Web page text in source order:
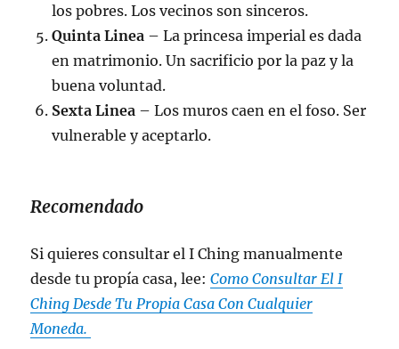
los pobres. Los vecinos son sinceros.
Quinta Linea – La princesa imperial es dada
en matrimonio. Un sacrificio por la paz y la
buena voluntad.
Sexta Linea – Los muros caen en el foso. Ser
vulnerable y aceptarlo.
Recomendado
Si quieres consultar el I Ching manualmente
desde tu propía casa, lee:Como Consultar El I
Ching Desde Tu Propia Casa Con Cualquier
Moneda.